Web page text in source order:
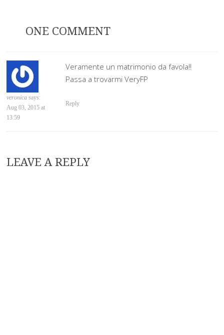
ONE COMMENT
veronica says:
Aug 03, 2015 at
13:59
Veramente un matrimonio da favola!!
Passa a trovarmi VeryFP
Reply
LEAVE A REPLY